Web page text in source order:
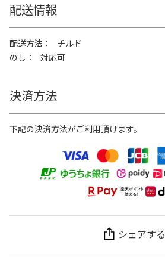
配送情報
配送方法
チルド
のし
対応可
決済方法
下記の決済方法がご利用頂けます。
シェアする